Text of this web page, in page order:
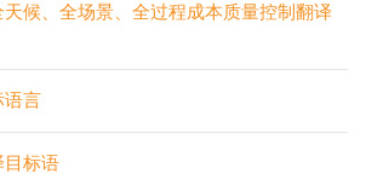
候、全场景、全过程成本质量控制翻译
语言
目标语